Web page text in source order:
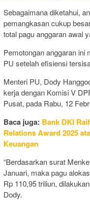
Sebagaimana diketahui,
pemangkasan cukup
total pagu anggaran awal
Pemotongan anggaran ini
PU setelah efisiensi
Menteri PU, Dody
kerja dengan Komisi V
Pusat, pada Rabu, 12
Baca juga: Bank DKI
Relations Award 2025
Keuangan
“Berdasarkan surat
Januari, maka pagu
Rp 110,95 triliun,
Dody.